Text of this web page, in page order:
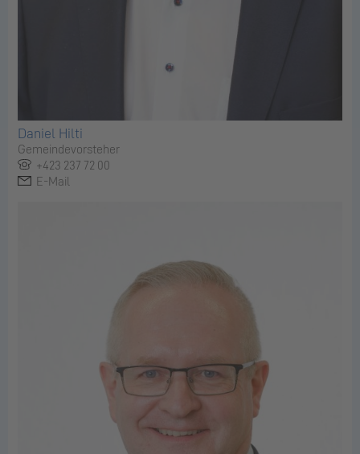
Daniel Hilti
Gemeindevorsteher
+423 237 72 00
E-Mail